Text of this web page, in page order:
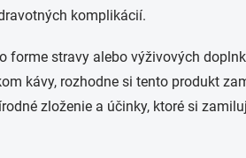
komplikácií.
stravy alebo výživových
kávy, rozhodne si tento produkt
zloženie a účinky, ktoré si